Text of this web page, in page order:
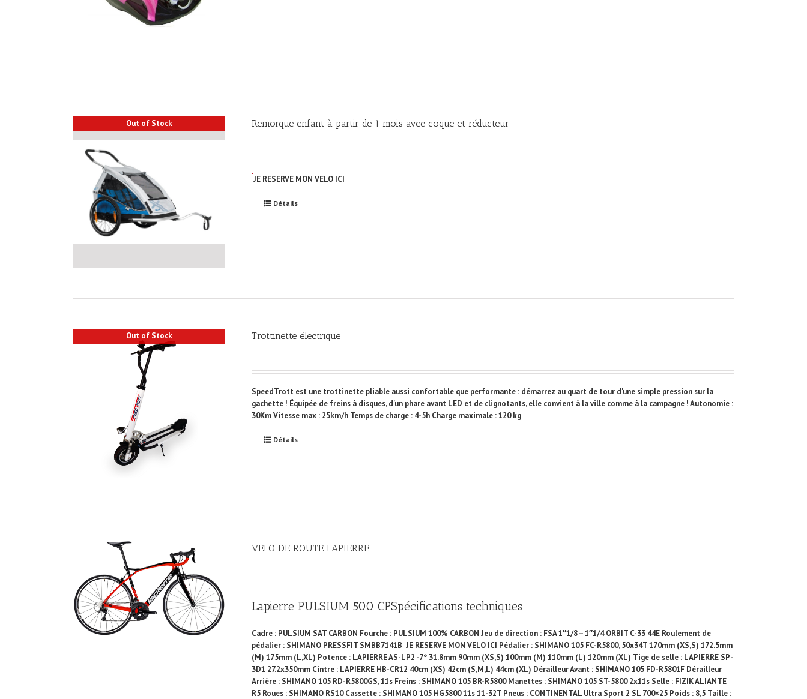
Out of Stock Remorque enfant à partir de 1 mois avec coque et réducteur
JE RESERVE MON VELO ICI
Détails
Out of Stock Trottinette électrique
SpeedTrott est une trottinette pliable aussi confortable que performante : démarrez au quart de tour d'une simple pression sur la
gachette ! Équipée de freins à disques, d'un phare avant LED et de clignotants, elle convient à la ville comme à la campagne ! Autonomie :
30Km Vitesse max : 25km/h Temps de charge : 4-5h Charge maximale : 120 kg
Détails
VELO DE ROUTE LAPIERRE
Lapierre PULSIUM 500 CPSpécifications techniques
Cadre : PULSIUM SAT CARBON Fourche : PULSIUM 100% CARBON Jeu de direction : FSA 1″1/8 – 1″1/4 ORBIT C-33 44E Roulement de
pédalier : SHIMANO PRESSFIT SMBB7141B JE RESERVE MON VELO ICI Pédalier : SHIMANO 105 FC-R5800, 50x34T 170mm (XS,S) 172.5mm
(M) 175mm (L,XL) Potence : LAPIERRE AS-LP2 -7° 31.8mm 90mm (XS,S) 100mm (M) 110mm (L) 120mm (XL) Tige de selle : LAPIERRE SP-
3D1 27.2x350mm Cintre : LAPIERRE HB-CR12 40cm (XS) 42cm (S,M,L) 44cm (XL) Dérailleur Avant : SHIMANO 105 FD-R5801F Dérailleur
Arrière : SHIMANO 105 RD-R5800GS, 11s Freins : SHIMANO 105 BR-R5800 Manettes : SHIMANO 105 ST-5800 2x11s Selle : FIZIK ALIANTE
R5 Roues : SHIMANO RS10 Cassette : SHIMANO 105 HG5800 11s 11-32T Pneus : CONTINENTAL Ultra Sport 2 SL 700×25 Poids : 8,5 Taille :